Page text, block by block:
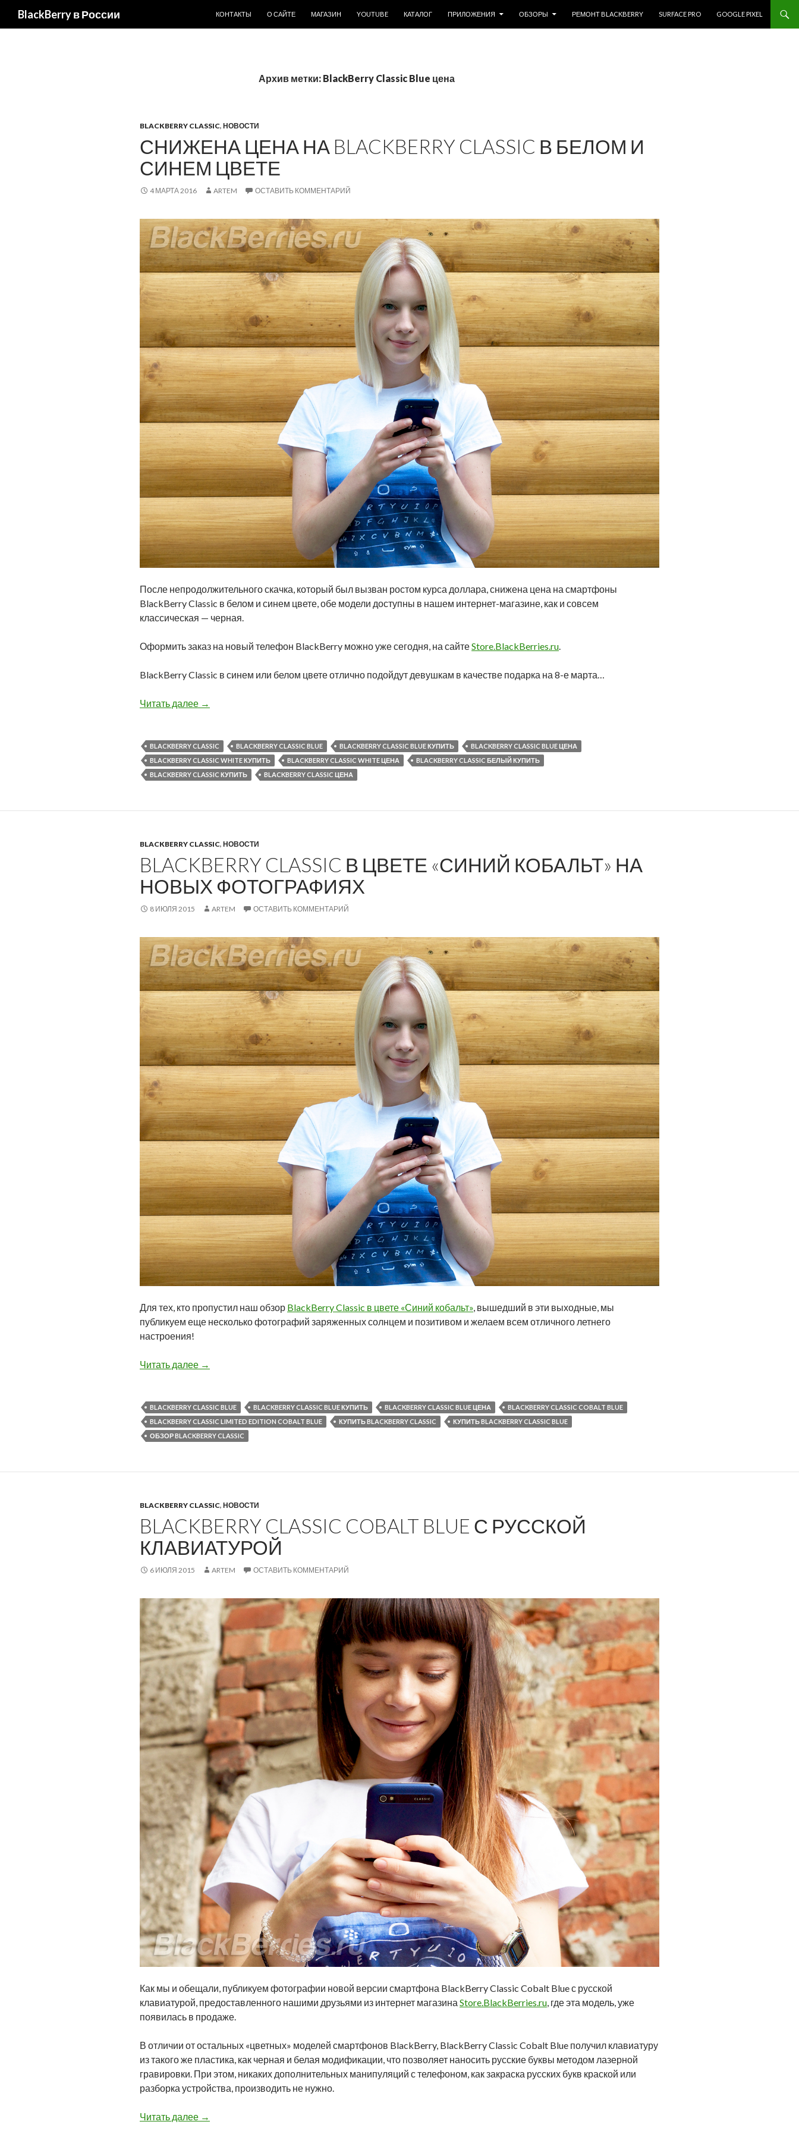
BlackBerry в России
КОНТАКТЫ
О САЙТЕ МАГАЗИН YOUTUBE КАТАЛОГ ПРИЛОЖЕНИЯ ОБЗОРЫ РЕМОНТ BLACKBERRY SURFACE PRO GOOGLE PIXEL
Архив метки: BlackBerry Classic Blue цена
BLACKBERRY CLASSIC, НОВОСТИ
СНИЖЕНА ЦЕНА НА BLACKBERRY CLASSIC В БЕЛОМ И
СИНЕМ ЦВЕТЕ
4 МАРТА 2016 ARTEM ОСТАВИТЬ КОММЕНТАРИЙ
После непродолжительного скачка, который был вызван ростом курса доллара, снижена цена на смартфоны
BlackBerry Classic в белом и синем цвете, обе модели доступны в нашем интернет-магазине, как и совсем
классическая — черная.
Оформить заказ на новый телефон BlackBerry можно уже сегодня, на сайтеStore.BlackBerries.ru.
BlackBerry Classic в синем или белом цвете отлично подойдут девушкам в качестве подарка на 8-е марта…
Читать далее Снижена цена на BlackBerry Classic в белом и синем цвете
→
BLACKBERRY CLASSIC BLACKBERRY CLASSIC BLUE BLACKBERRY CLASSIC BLUE КУПИТЬ
BLACKBERRY CLASSIC BLUE ЦЕНА
BLACKBERRY CLASSIC WHITE КУПИТЬ
BLACKBERRY CLASSIC WHITE ЦЕНА
BLACKBERRY CLASSIC БЕЛЫЙ КУПИТЬ
BLACKBERRY CLASSIC КУПИТЬ
BLACKBERRY CLASSIC ЦЕНА
BLACKBERRY CLASSIC, НОВОСТИ
BLACKBERRY CLASSIC В ЦВЕТЕ «СИНИЙ КОБАЛЬТ» НА
НОВЫХ ФОТОГРАФИЯХ
8 ИЮЛЯ 2015 ARTEM ОСТАВИТЬ КОММЕНТАРИЙ
Для тех, кто пропустил наш обзор BlackBerry Classic в цвете «Синий кобальт» , вышедший в эти выходные, мы
публикуем еще несколько фотографий заряженных солнцем и позитивом и желаем всем отличного летнего
настроения!
Читать далее BlackBerry Classic в цвете «Синий кобальт» на новых фотографиях
→
BLACKBERRY CLASSIC BLUE BLACKBERRY CLASSIC BLUE КУПИТЬ BLACKBERRY CLASSIC BLUE ЦЕНА
BLACKBERRY CLASSIC COBALT BLUE
BLACKBERRY CLASSIC LIMITED EDITION COBALT BLUE
КУПИТЬ BLACKBERRY CLASSIC
КУПИТЬ BLACKBERRY CLASSIC BLUE
ОБЗОР BLACKBERRY CLASSIC
BLACKBERRY CLASSIC, НОВОСТИ
BLACKBERRY CLASSIC COBALT BLUE С РУССКОЙ
КЛАВИАТУРОЙ
6 ИЮЛЯ 2015 ARTEM ОСТАВИТЬ КОММЕНТАРИЙ
Как мы и обещали, публикуем фотографии новой версии смартфона BlackBerry Classic Cobalt Blue с русской
клавиатурой, предоставленного нашими друзьями из интернет магазина Store.BlackBerries.ru, где эта модель, уже
появилась в продаже.
В отличии от остальных «цветных» моделей смартфонов BlackBerry, BlackBerry Classic Cobalt Blue получил клавиатуру
из такого же пластика, как черная и белая модификации, что позволяет наносить русские буквы методом лазерной
гравировки. При этом, никаких дополнительных манипуляций с телефоном, как закраска русских букв краской или
разборка устройства, производить не нужно.
Читать далее BlackBerry Classic Cobalt Blue с русской клавиатурой
→